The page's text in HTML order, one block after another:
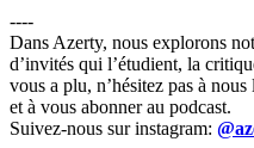
----
Dans Azerty, nous explorons
d’invités qui l’étudient, la
vous a plu, n’hésitez pas à
et à vous abonner au podcast.
Suivez-nous sur instagram: